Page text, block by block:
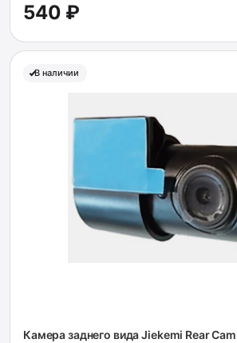
540 ₽
В наличии
Камера заднего вида Jiekemi Rear